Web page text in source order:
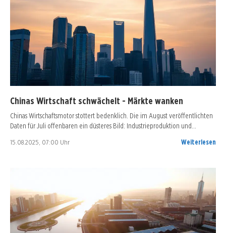
Chinas Wirtschaft schwächelt - Märkte wanken
Chinas Wirtschaftsmotor stottert bedenklich. Die im August veröffentlichten
Daten für Juli offenbaren ein düsteres Bild: Industrieproduktion und…
15.08.2025, 07:00 Uhr Weiterlesen